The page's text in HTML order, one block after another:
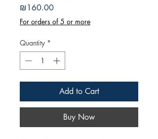
₪160.00Price
For orders of 5 or more
Quantity *
Add to Cart
Buy Now